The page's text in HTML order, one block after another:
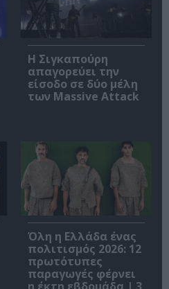
Η Σιγκαπούρη
απαγορεύει την
είσοδο σε δύο μέλη
των Massive Attack
Όλη η Ελλάδα ένας
πολιτισμός 2026: 12
πρωτότυπες
παραγωγές φέρνει